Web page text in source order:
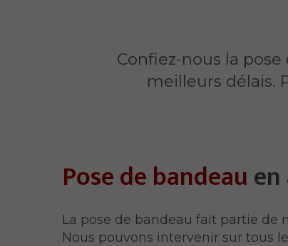
Confiez-nous la
meilleurs délais.
Pose de bandeau
La pose de bandeau fait partie de
Nous pouvons intervenir sur tous